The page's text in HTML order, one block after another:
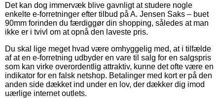
Det kan dog immervæk blive gavnligt at studere nogle
enkelte e-forretninger efter tilbud på A. Jensen Saks – buet
90mm forinden du færdiggør din shopping, således at man
ikke er i tvivl om at opnå den laveste pris.
Du skal lige meget hvad være omhyggelig med, at i tilfælde
af at en e-forretning udbyder en vare til salg for en salgspris
som kan virke overordentlig attraktiv, kunne det ofte være en
indikator for en falsk netshop. Betalinger med kort er på den
anden side dækket ind under en lov, der dækker dig imod
uærlige internet outlets.